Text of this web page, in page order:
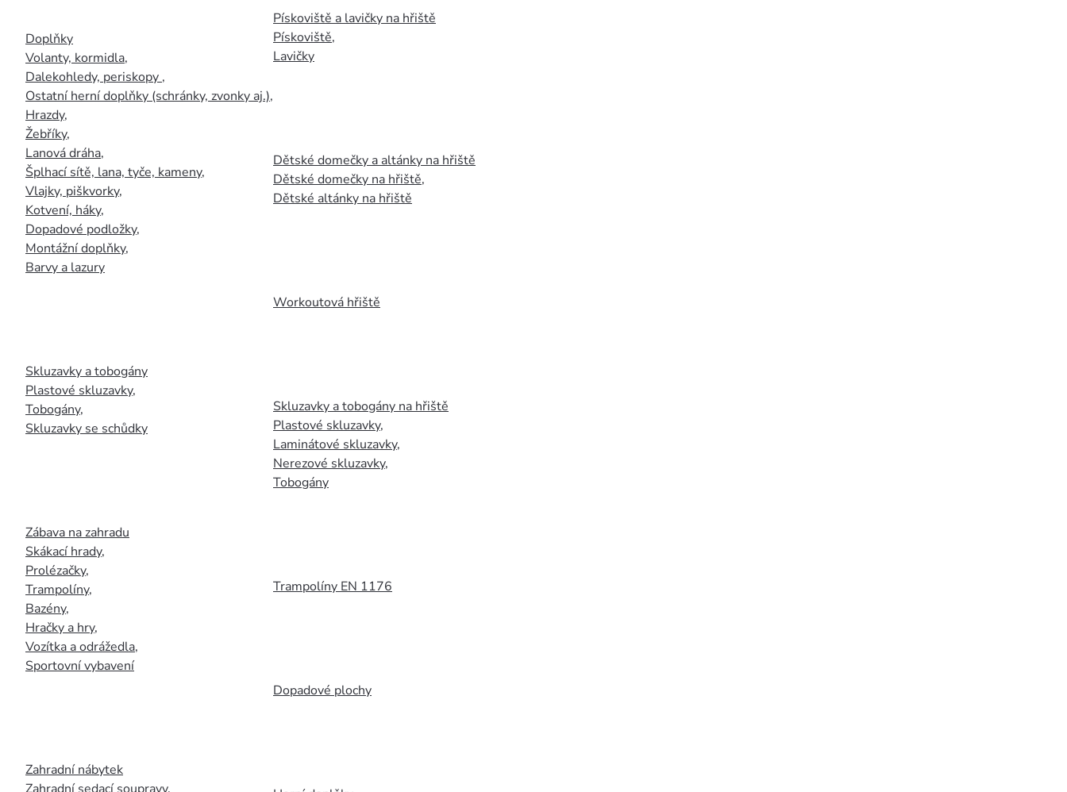
Doplňky
Volanty, kormidla,
Dalekohledy, periskopy ,
Ostatní herní doplňky (schránky, zvonky aj.),
Hrazdy,
Žebříky,
Lanová dráha,
Šplhací sítě, lana, tyče, kameny,
Vlajky, piškvorky,
Kotvení, háky,
Dopadové podložky,
Montážní doplňky,
Barvy a lazury
Skluzavky a tobogány
Plastové skluzavky,
Tobogány,
Skluzavky se schůdky
Zábava na zahradu
Skákací hrady,
Prolézačky,
Trampolíny,
Bazény,
Hračky a hry,
Vozítka a odrážedla,
Sportovní vybavení
Zahradní nábytek
Pískoviště a lavičky na hřiště
Pískoviště,
Lavičky
Dětské domečky a altánky na hřiště
Dětské domečky na hřiště,
Dětské altánky na hřiště
Workoutová hřiště
Skluzavky a tobogány na hřiště
Plastové skluzavky,
Laminátové skluzavky,
Nerezové skluzavky,
Tobogány
Trampolíny EN 1176
Dopadové plochy